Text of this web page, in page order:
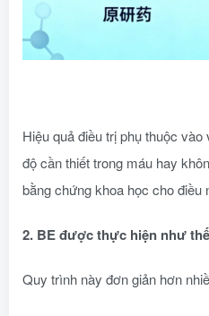
Hiệu quả điều trị phụ thuộc
độ cần thiết trong máu hay
bằng chứng khoa học cho điều
2. BE được thực hiện như
Quy trình này đơn giản hơn